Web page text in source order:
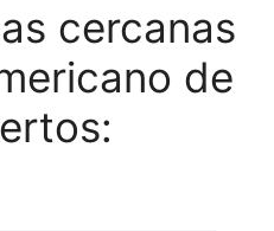
cercanas
de